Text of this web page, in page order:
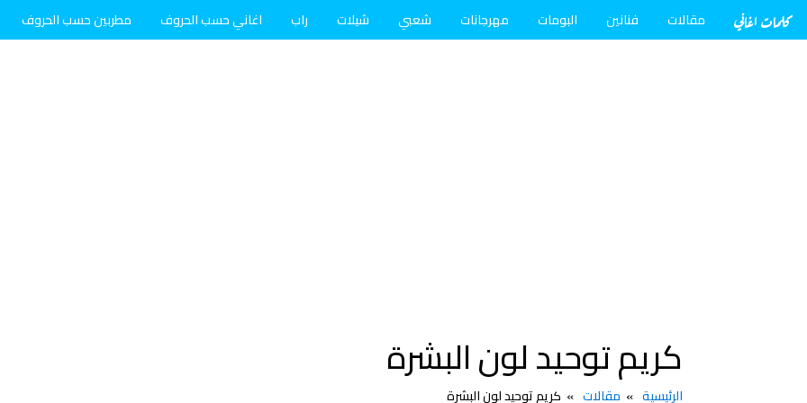
كلمات اغاني مقالات فنانين البومات مهرجانات شعبي شيلات راب اغاني حسب الحروف مطربين حسب الحروف
كريم توحيد لون البشرة
الرئيسية مقالات كريم توحيد لون البشرة